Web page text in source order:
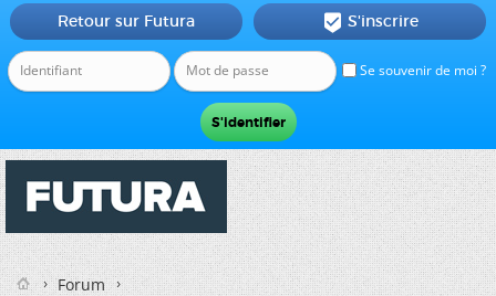
Se souvenir de moi ?
Retour sur Futura  S'inscrire
Forum